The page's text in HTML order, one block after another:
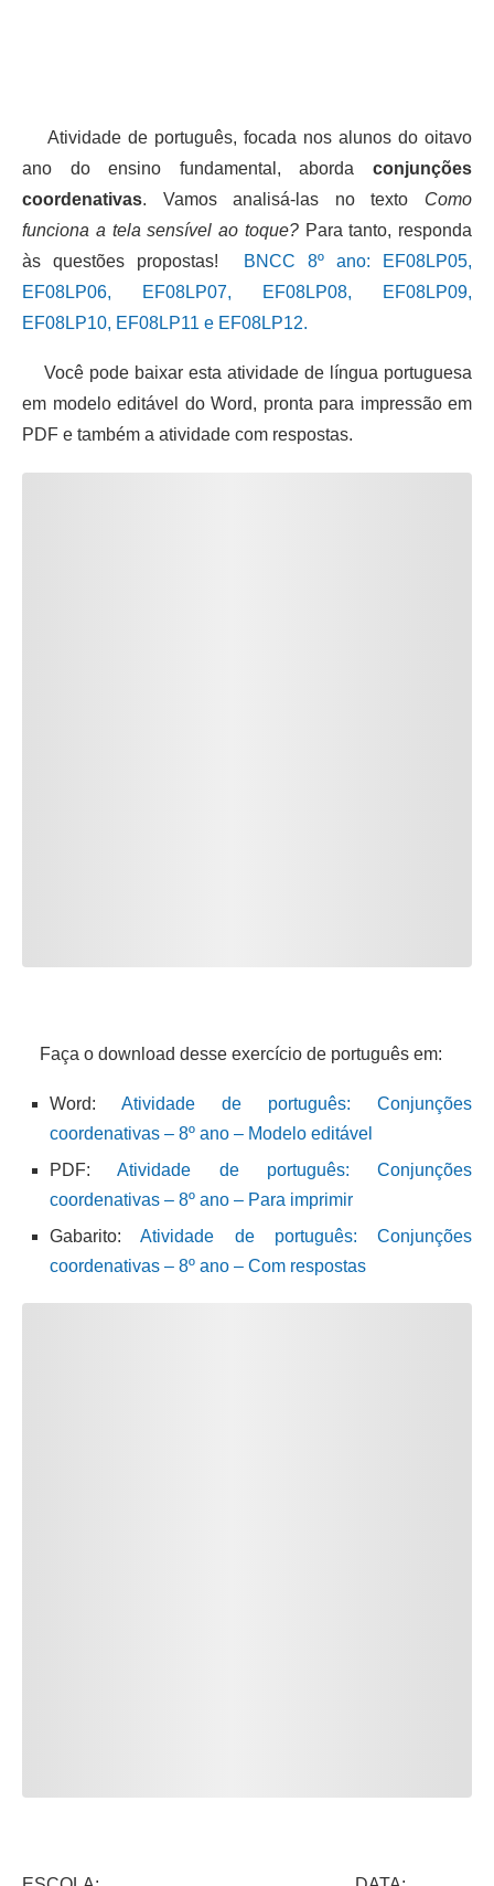
Atividade de português, focada nos alunos do oitavo
ano do ensino fundamental, aborda conjunções
coordenativas. Vamos analisá-las no texto Como
funciona a tela sensível ao toque?Para tanto, responda
às questões propostas!
BNCC 8º ano:
EF08LP05,
EF08LP06, EF08LP07, EF08LP08, EF08LP09,
EF08LP10, EF08LP11 e EF08LP12.
Você pode baixar esta atividade de língua portuguesa
em modelo editável do Word, pronta para impressão em
PDF e também a atividade com respostas.
Faça o download desse exercício de português em:
Word: Atividade de português: Conjunções
coordenativas – 8º ano – Modelo editável
PDF:Atividade de português: Conjunções
coordenativas – 8º ano – Para imprimir
Gabarito:Atividade de português: Conjunções
coordenativas – 8º ano – Com respostas